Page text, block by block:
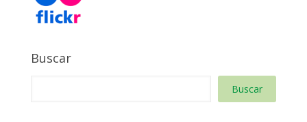
Buscar
Buscar